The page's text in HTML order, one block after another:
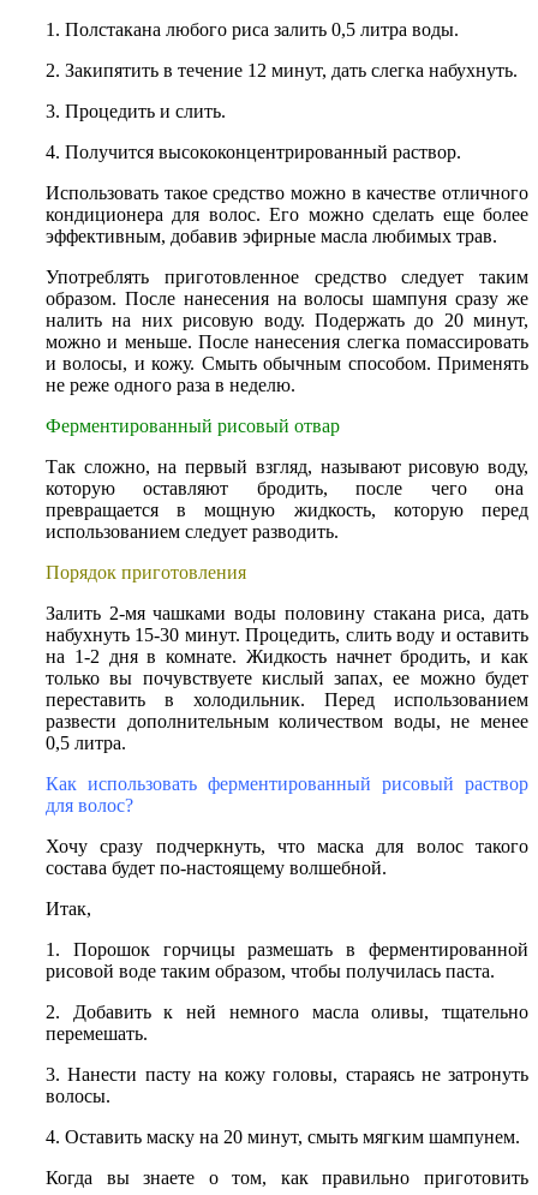
1. Полстакана любого риса залить 0,5 литра воды.
2. Закипятить в течение 12 минут, дать слегка набухнуть.
3. Процедить и слить.
4. Получится высококонцентрированный раствор.
Использовать такое средство можно в качестве отличного
кондиционера для волос. Его можно сделать еще более
эффективным, добавив эфирные масла любимых трав.
Употреблять приготовленное средство следует таким
образом. После нанесения на волосы шампуня сразу же
налить на них рисовую воду. Подержать до 20 минут,
можно и меньше. После нанесения слегка помассировать
и волосы, и кожу. Смыть обычным способом. Применять
не реже одного раза в неделю.
Ферментированный рисовый отвар
Так сложно, на первый взгляд, называют рисовую воду,
которую оставляют бродить, после чего она
превращается в мощную жидкость, которую перед
использованием следует разводить.
Порядок приготовления
Залить 2-мя чашками воды половину стакана риса, дать
набухнуть 15-30 минут. Процедить, слить воду и оставить
на 1-2 дня в комнате. Жидкость начнет бродить, и как
только вы почувствуете кислый запах, ее можно будет
переставить в холодильник. Перед использованием
развести дополнительным количеством воды, не менее
0,5 литра.
Как использовать ферментированный рисовый раствор
для волос?
Хочу сразу подчеркнуть, что маска для волос такого
состава будет по-настоящему волшебной.
Итак,
1. Порошок горчицы размешать в ферментированной
рисовой воде таким образом, чтобы получилась паста.
2. Добавить к ней немного масла оливы, тщательно
перемешать.
3. Нанести пасту на кожу головы, стараясь не затронуть
волосы.
4. Оставить маску на 20 минут, смыть мягким шампунем.
Когда вы знаете о том, как правильно приготовить